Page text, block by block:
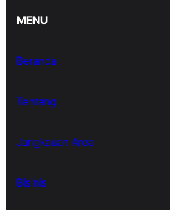
MENU
Beranda
Tentang
Jangkauan Area
Bisinis